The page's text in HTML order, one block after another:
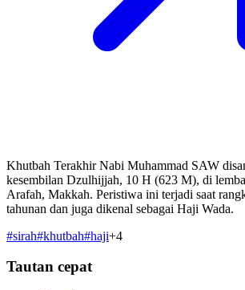
Khutbah Terakhir Nabi Muhammad SAW
kesembilan Dzulhijjah, 10 H (623 M), di
Arafah, Makkah. Peristiwa ini terjadi saat
tahunan dan juga dikenal sebagai Haji Wada.
#sirah#khutbah#haji+4
Tautan cepat